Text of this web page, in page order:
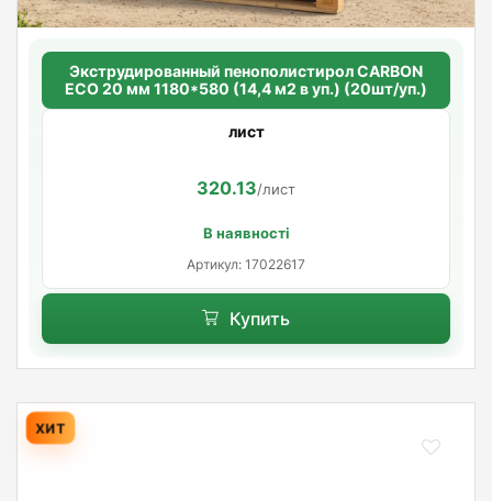
Экструдированный пенополистирол CARBON
ECO 20 мм 1180*580 (14,4 м2 в уп.) (20шт/уп.)
лист
320.13/лист
В наявності
Артикул: 17022617
Купить
ХИТ